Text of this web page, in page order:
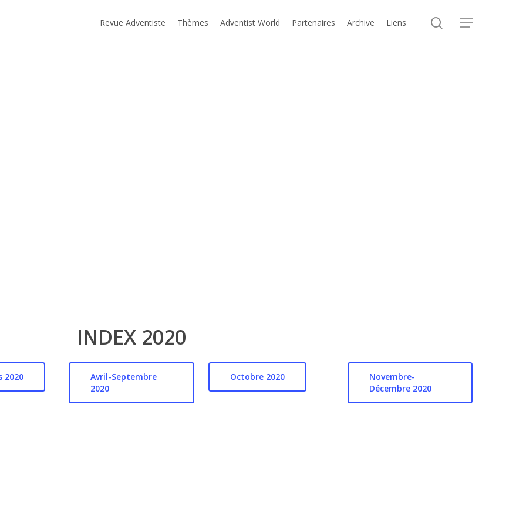
Revue Adventiste Thèmes Adventist World Partenaires Archive Liens search
Menu
INDEX 2020
2020
Avril-Septembre
2020
Octobre 2020
Novembre-
Décembre 2020